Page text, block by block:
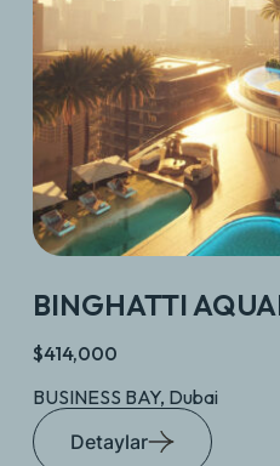
BINGHATTI
$414,000
BUSINESS BAY, Dubai
Detaylar